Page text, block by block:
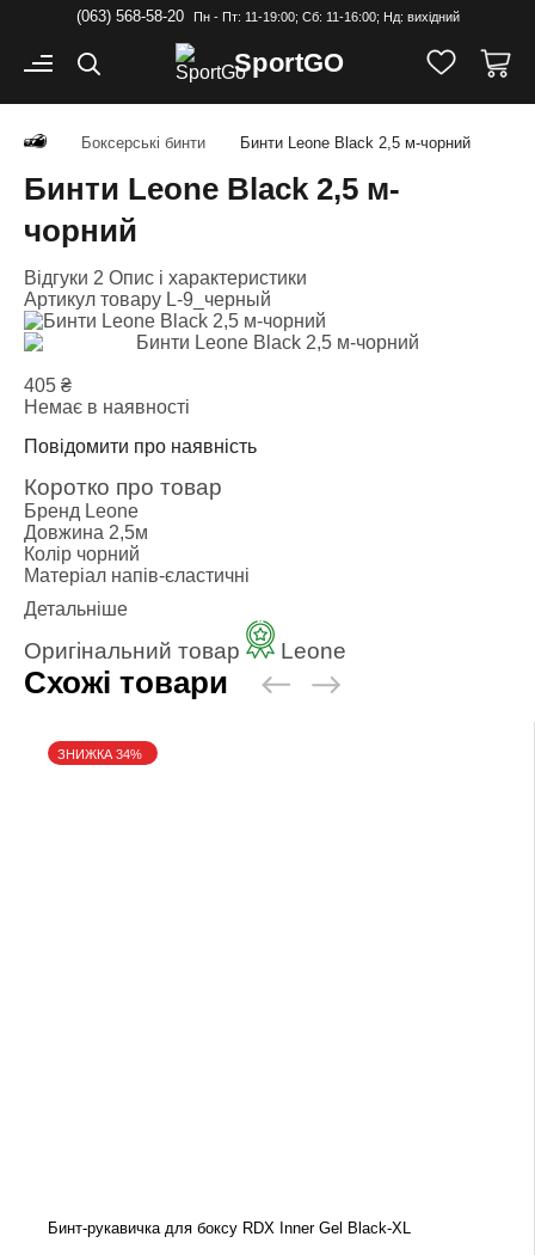
(063) 568-58-20 Пн - Пт: 11-19:00; Cб: 11-16:00; Нд: вихідний
SportGO
Боксерські бинти Бинти Leone Black 2,5 м-чорний
Бинти Leone Black 2,5 м-
чорний
Відгуки 2 Опис і характеристики
Артикул товару L-9_черный
405 ₴
Немає в наявності
Повідомити про наявність
Коротко про товар
Бренд Leone
Довжина 2,5м
Колір чорний
Матеріал напів-єластичні
Детальніше
Оригінальний товар Leone
Схожі товари
Бинт-рукавичка для боксу RDX Inner Gel Black-XL
ЗНИЖКА 34%